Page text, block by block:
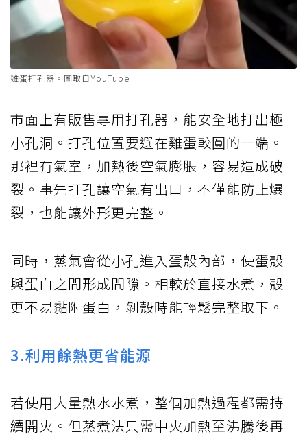
雞蛋打孔器。圖取自YouTube
市面上有販售專用打孔器，能安全地打出極
小孔洞。打孔位置要選在雞蛋較圓的一端。
那裡有氣室，加熱後空氣膨脹，容易造成破
裂。事先打孔讓空氣有出口，不僅能防止爆
裂，也能讓外形更完整。
同時，蒸氣會從小孔進入蛋殼內部，使蛋殼
與蛋白之間形成間隙。相較於直接水煮，殼
更不易黏附蛋白，剝殼時能輕鬆完整取下。
3.利用餘熱更省能源
若使用大量熱水水煮，整個加熱過程都需持
續開火。但蒸煮法只需中火加熱至沸騰後再